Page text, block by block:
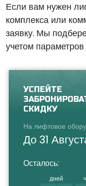
Если вам нужен
комплекса или
заявку. Мы
учетом параметров
УСПЕЙТЕ
СКИДКУ
На лифтовое
До 31
Осталось:
дней